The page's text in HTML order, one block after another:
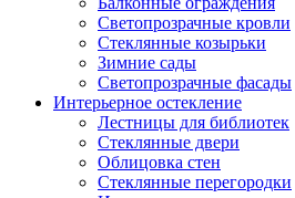
Светопрозрачные кровли
Стеклянные козырьки
Зимние сады
Светопрозрачные фасады
Интерьерное остекление
Лестницы для библиотек
Стеклянные двери
Облицовка стен
Стеклянные перегородки